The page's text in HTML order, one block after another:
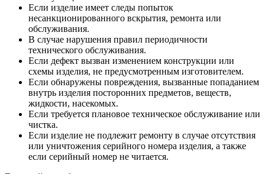
Если изделие имеет следы попыток
несанкционированного вскрытия, ремонта или
обслуживания.
В случае нарушения правил периодичности
технического обслуживания.
Если дефект вызван изменением конструкции или
схемы изделия, не предусмотренным изготовителем.
Если обнаружены повреждения, вызванные попаданием
внутрь изделия посторонних предметов, веществ,
жидкости, насекомых.
Если требуется плановое техническое обслуживание или
чистка.
Если изделие не подлежит ремонту в случае отсутствия
или уничтожения серийного номера изделия, а также
если серийный номер не читается.